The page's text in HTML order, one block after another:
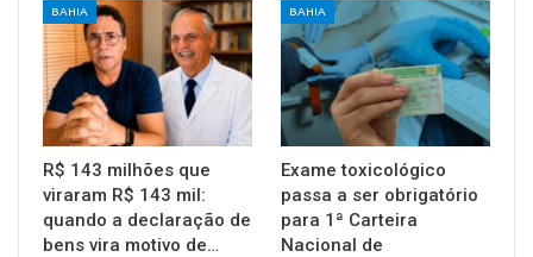
BAHIA
R$ 143 milhões que
viraram R$ 143 mil:
quando a declaração de
bens vira motivo de…
BAHIA
Exame toxicológico
passa a ser obrigatório
para 1ª Carteira
Nacional de